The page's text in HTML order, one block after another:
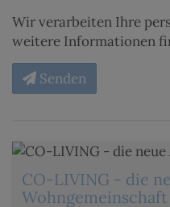
Wir verarbeiten Ihre
weitere Informationen
Senden
CO-LIVING - die
Wohngemeinschaft